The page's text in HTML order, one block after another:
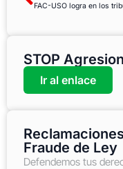
STOP
Ir al enlace
Fraude de Ley
Defendemos tus